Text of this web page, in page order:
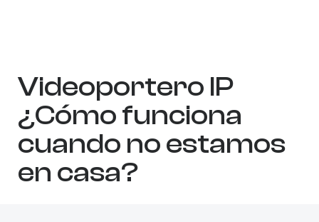
Videoportero IP
¿Cómo funciona
cuando no estamos
en casa?